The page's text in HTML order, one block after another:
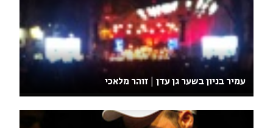
עמיר בניון בשער גן עדן | זוהר מלאכי